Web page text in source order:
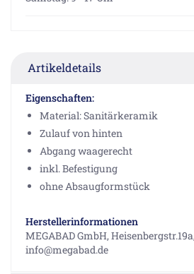
Artikeldetails
Eigenschaften:
Material: Sanitärkeramik
Zulauf von hinten
Abgang waagerecht
inkl. Befestigung
ohne Absaugformstück
Herstellerinformationen
MEGABAD GmbH,
info@megabad.de